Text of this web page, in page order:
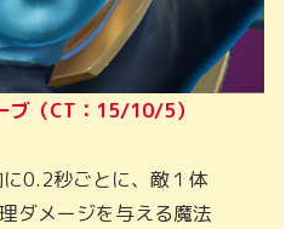
ブ（CT：15/10/5）
0.2秒ごとに、敵１体
ダメージを与える魔法